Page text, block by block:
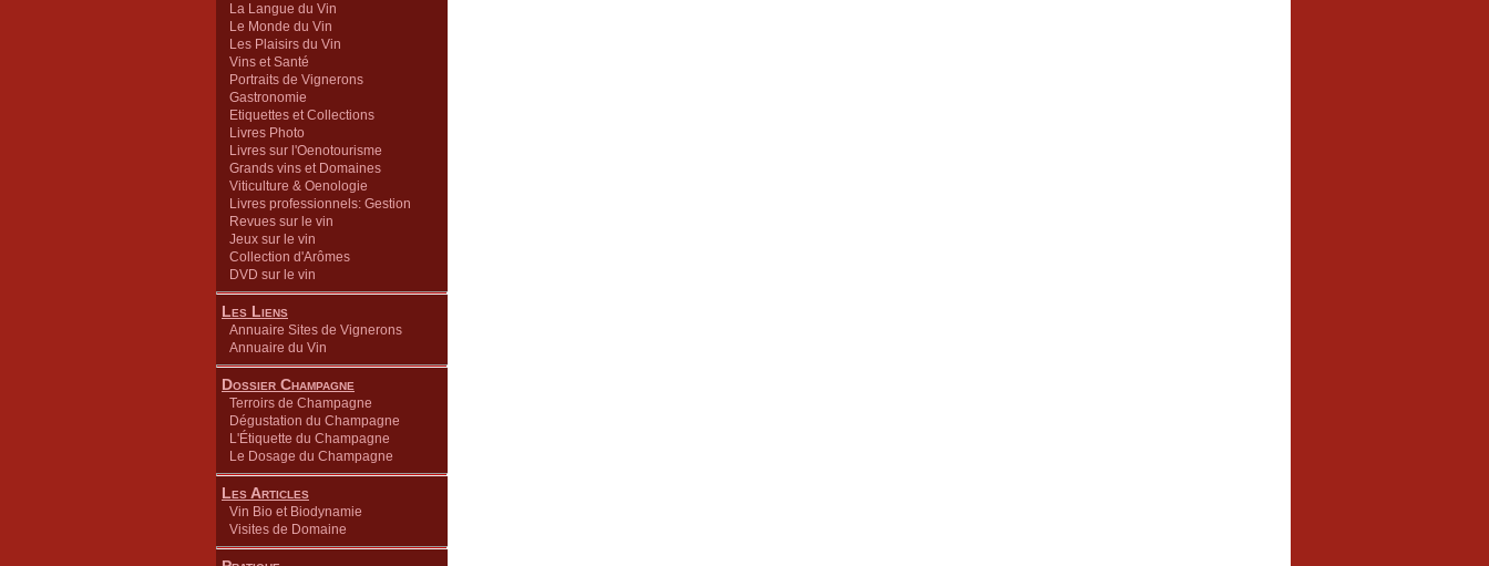
La Langue du Vin
Le Monde du Vin
Les Plaisirs du Vin
Vins et Santé
Portraits de Vignerons
Gastronomie
Etiquettes et Collections
Livres Photo
Livres sur l'Oenotourisme
Grands vins et Domaines
Viticulture & Oenologie
Livres professionnels: Gestion
Revues sur le vin
Jeux sur le vin
Collection d'Arômes
DVD sur le vin
Les Liens
Annuaire Sites de Vignerons
Annuaire du Vin
Dossier Champagne
Terroirs de Champagne
Dégustation du Champagne
L'Étiquette du Champagne
Le Dosage du Champagne
Les Articles
Vin Bio et Biodynamie
Visites de Domaine